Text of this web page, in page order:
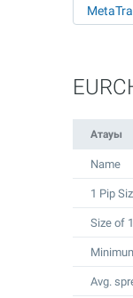
Атауы
Name
1 Pip
Size of
Avg.